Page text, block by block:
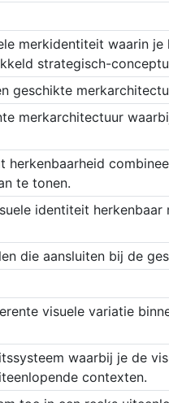
merkidentiteit waarin
strategisch-
geschikte
merkarchitectuur
te tonen.
identiteit
die aansluiten bij de
visuele variatie
waarbij je de
contexten.